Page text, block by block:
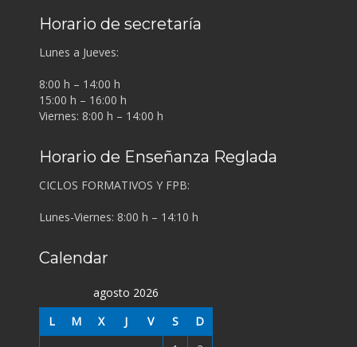
Horario de secretaría
Lunes a Jueves:
8:00 h – 14:00 h
15:00 h – 16:00 h
Viernes: 8:00 h – 14:00 h
Horario de Enseñanza Reglada
CICLOS FORMATIVOS Y FPB:
Lunes-Viernes: 8:00 h – 14:10 h
Calendar
agosto 2026
L
M X J V S
D